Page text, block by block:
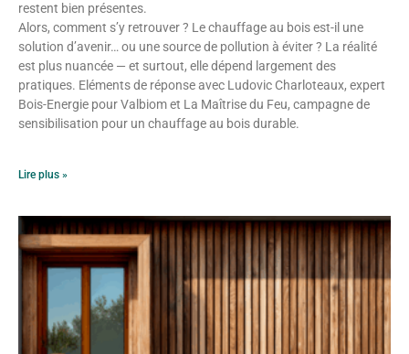
restent bien présentes.
Alors, comment s’y retrouver ? Le chauffage au bois est-il une
solution d’avenir… ou une source de pollution à éviter ? La réalité
est plus nuancée — et surtout, elle dépend largement des
pratiques. Eléments de réponse avec Ludovic Charloteaux, expert
Bois-Energie pour Valbiom et La Maîtrise du Feu, campagne de
sensibilisation pour un chauffage au bois durable.
Lire plus »